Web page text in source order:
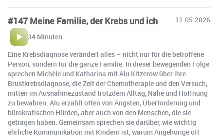
#147 Meine Familie, der Krebs und ich
11.05.2026
34 Minuten
Eine Krebsdiagnose verändert alles – nicht nur für die betroffene
Person, sondern für die ganze Familie. In dieser bewegenden Folge
sprechen Michèle und Katharina mit Alu Kitzerow über ihre
Brustkrebsdiagnose, die Zeit der Chemotherapie und den Versuch,
mitten im Ausnahmezustand trotzdem Alltag, Nähe und Hoffnung
zu bewahren. Alu erzählt offen von Ängsten, Überforderung und
bürokratischen Hürden, aber auch von den Menschen, die sie
getragen haben. Gemeinsam sprechen sie darüber, wie wichtig
ehrliche Kommunikation mit Kindern ist, warum Angehörige oft